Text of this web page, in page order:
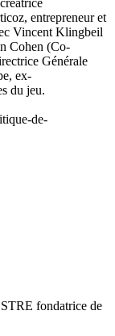
entrepreneur et
Vincent Klingbeil
Cohen (Co-
Générale
ex-
du jeu.
de-
fondatrice de